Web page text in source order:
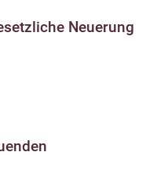
Neuerung